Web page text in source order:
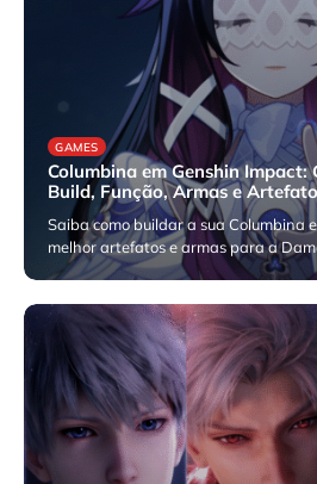
GAMES
Columbina em Genshin Impact:
Build, Função, Armas e
Saiba como buildar a sua Columbina
melhor artefatos e armas para a
janeiro 8, 2026